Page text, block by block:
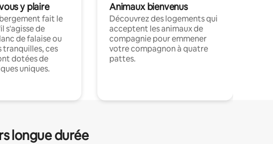
y plaire
fait le
s'agisse de
de falaise ou
tranquilles, ces
dotées de
uniques.
Animaux bienvenus
Découvrez des logements qui
acceptent les animaux de
compagnie pour emmener
votre compagnon à quatre
pattes.
longue durée